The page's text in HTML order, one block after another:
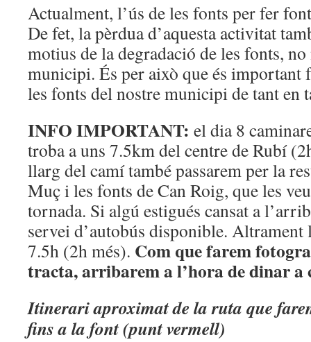
Actualment, l’ús de les fonts per fer
De fet, la pèrdua d’aquesta activitat
motius de la degradació de les fonts,
municipi. És per això que és
les fonts del nostre municipi de tant en
INFO IMPORTANT: el dia 8
troba a uns 7.5km del centre de Rubí
llarg del camí també passarem per la
Muç i les fonts de Can Roig, que les
tornada. Si algú estigués cansat a
servei d’autobús disponible. Altrament
7.5h (2h més). Com que farem
tracta, arribarem a l’hora de dinar a
Itinerari aproximat de la ruta que
fins a la font (punt vermell)